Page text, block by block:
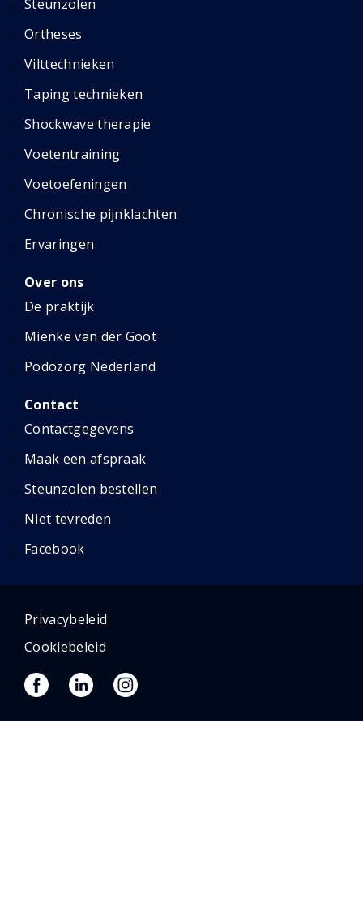
Steunzolen
Ortheses
Vilttechnieken
Taping technieken
Shockwave therapie
Voetentraining
Voetoefeningen
Chronische pijnklachten
Ervaringen
Over ons
De praktijk
Mienke van der Goot
Podozorg Nederland
Contact
Contactgegevens
Maak een afspraak
Steunzolen bestellen
Niet tevreden
Facebook
Privacybeleid
Cookiebeleid